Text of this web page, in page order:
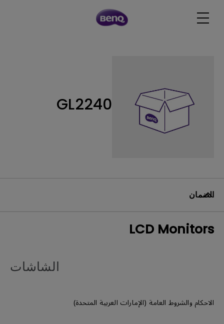
GL2240
الضمان
LCD Monitors
الشاشات
الاحكام والشروط العامة (الإمارات العربية المتحدة)